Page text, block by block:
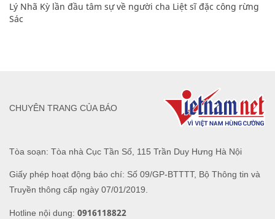
Lý Nhã Kỳ lần đầu tâm sự về người cha Liệt sĩ đặc công rừng
Sác
Tòa soạn: Tòa nhà Cục Tần Số, 115 Trần Duy Hưng Hà Nội
Giấy phép hoạt động báo chí: Số 09/GP-BTTTT, Bộ Thông tin và
Truyền thông cấp ngày 07/01/2019.
Hotline nội dung: 0916118822
CHUYÊN TRANG CỦA BÁO